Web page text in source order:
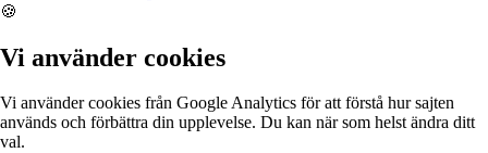
🍪
Vi använder cookies
Vi använder cookies från Google Analytics för att förstå hur sajten
används och förbättra din upplevelse. Du kan när som helst ändra ditt
val.